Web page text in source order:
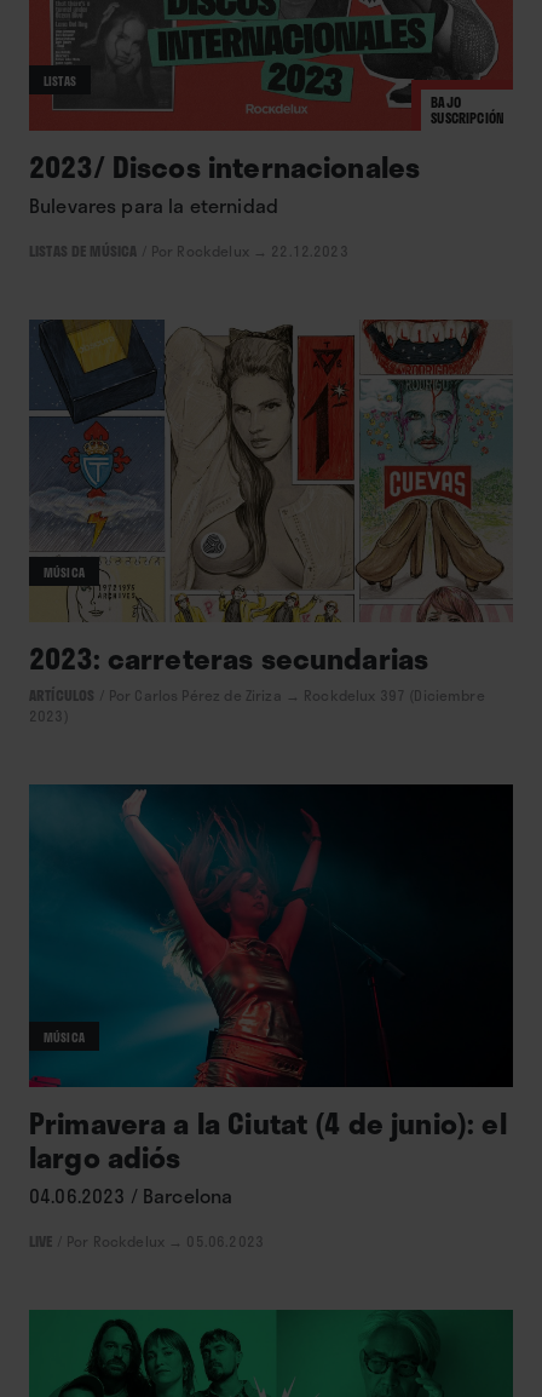
BAJO
SUSCRIPCIÓN
LISTAS
2023/ Discos internacionales
Bulevares para la eternidad
LISTAS DE MÚSICA Por Rockdelux → 22.12.2023
MÚSICA
2023: carreteras secundarias
ARTÍCULOS Por Carlos Pérez de Ziriza → Rockdelux 397 (Diciembre
2023)
MÚSICA
Primavera a la Ciutat (4 de junio): el
largo adiós
04.06.2023 / Barcelona
LIVE Por Rockdelux → 05.06.2023